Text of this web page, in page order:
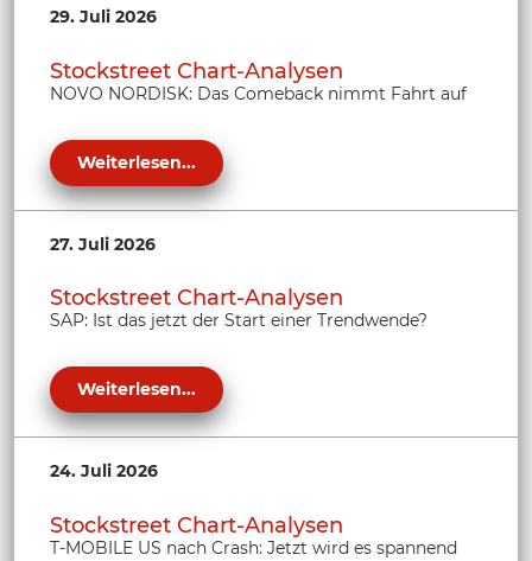
29. Juli 2026
Stockstreet Chart-Analysen
NOVO NORDISK: Das Comeback nimmt Fahrt auf
Weiterlesen...
27. Juli 2026
Stockstreet Chart-Analysen
SAP: Ist das jetzt der Start einer Trendwende?
Weiterlesen...
24. Juli 2026
Stockstreet Chart-Analysen
T-MOBILE US nach Crash: Jetzt wird es spannend